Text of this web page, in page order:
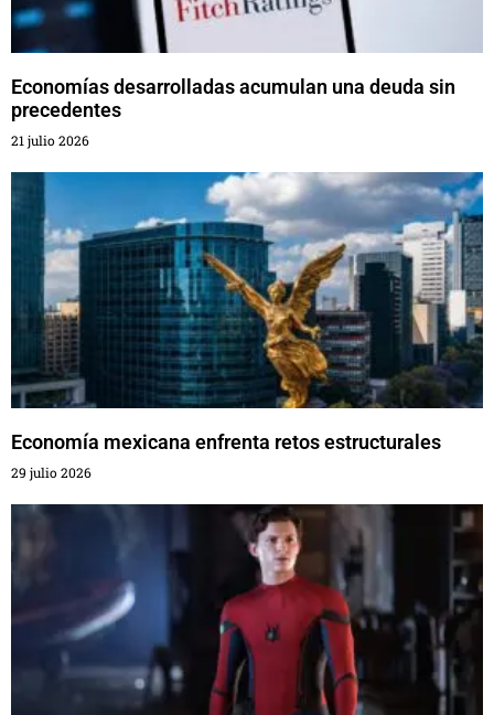
Economías desarrolladas acumulan una deuda sin
precedentes
21 julio 2026
Economía mexicana enfrenta retos estructurales
29 julio 2026